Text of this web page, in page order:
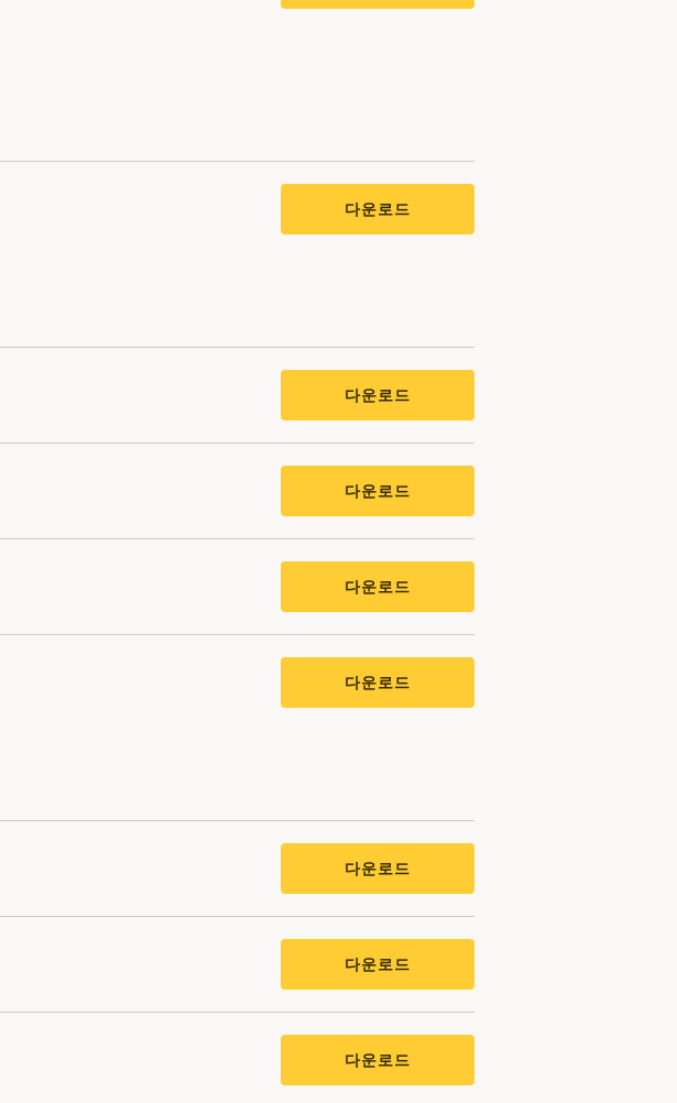
다운로드
다운로드
다운로드
다운로드
다운로드
다운로드
다운로드
다운로드